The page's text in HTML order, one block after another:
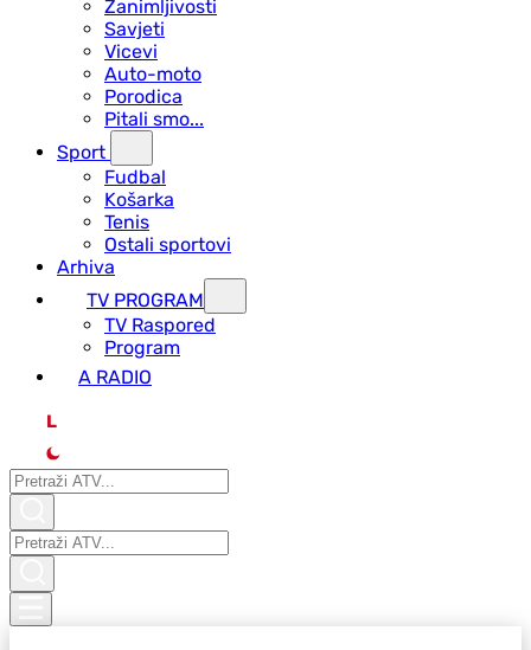
Zanimljivosti
Savjeti
Vicevi
Auto-moto
Porodica
Pitali smo...
Sport
Fudbal
Košarka
Tenis
Ostali sportovi
Arhiva
TV PROGRAM
ТV Raspored
Program
A RADIO
L